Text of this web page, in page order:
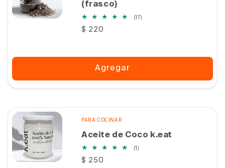
(frasco)
(17)17
Precio
$ 220
Agregar
PARA COCINAR
Aceite de Coco k.eat
(1)1
Precio
$ 250